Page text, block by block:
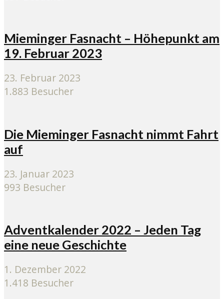
Mieminger Fasnacht – Höhepunkt am
19. Februar 2023
23. Februar 2023
1.883 Besucher
Die Mieminger Fasnacht nimmt Fahrt
auf
23. Januar 2023
993 Besucher
Adventkalender 2022 – Jeden Tag
eine neue Geschichte
1. Dezember 2022
1.418 Besucher